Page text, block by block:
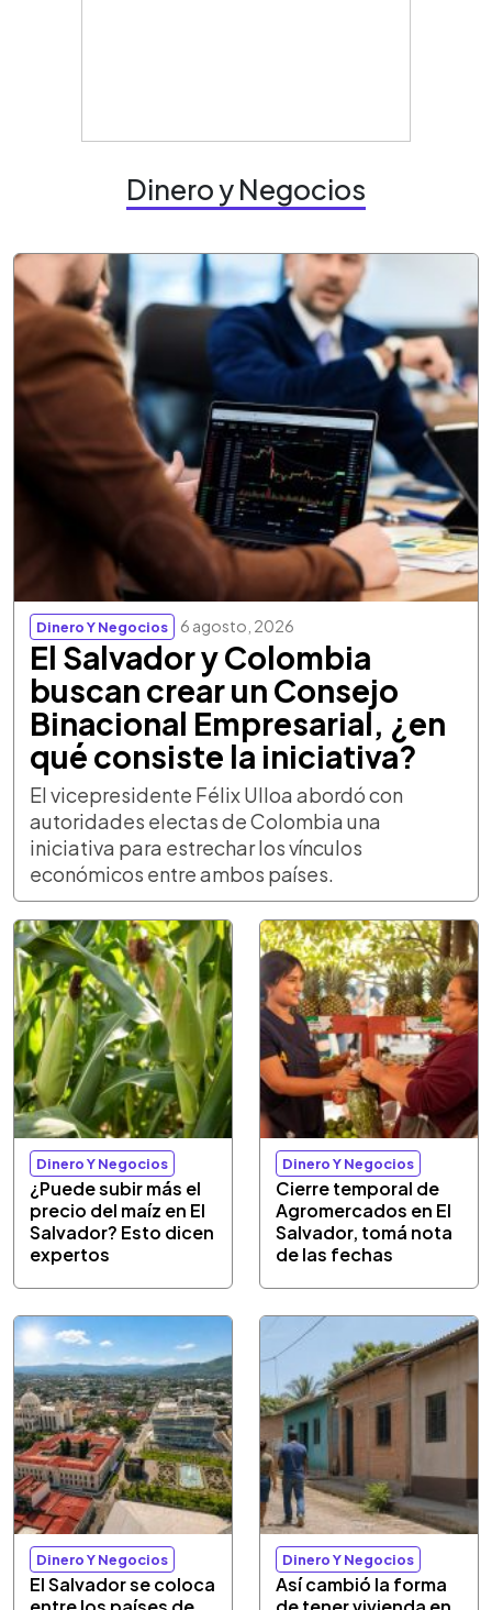
Dinero y Negocios
Dinero Y Negocios 6 agosto, 2026
El Salvador y Colombia
buscan crear un Consejo
Binacional Empresarial, ¿en
qué consiste la iniciativa?
El vicepresidente Félix Ulloa abordó con
autoridades electas de Colombia una
iniciativa para estrechar los vínculos
económicos entre ambos países.
Dinero Y Negocios
¿Puede subir más el
precio del maíz en El
Salvador? Esto dicen
expertos
Dinero Y Negocios
Cierre temporal de
Agromercados en El
Salvador, tomá nota
de las fechas
Dinero Y Negocios
El Salvador se coloca
Dinero Y Negocios
Así cambió la forma